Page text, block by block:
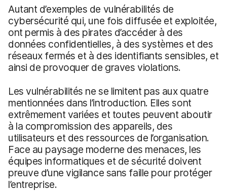
Autant d’exemples de vulnérabilités de
cybersécurité qui, une fois diffusée et exploitée,
ont permis à des pirates d’accéder à des
données confidentielles, à des systèmes et des
réseaux fermés et à des identifiants sensibles, et
ainsi de provoquer de graves violations.
Les vulnérabilités ne se limitent pas aux quatre
mentionnées dans l’introduction. Elles sont
extrêmement variées et toutes peuvent aboutir
à la compromission des appareils, des
utilisateurs et des ressources de l’organisation.
Face au paysage moderne des menaces, les
équipes informatiques et de sécurité doivent
preuve d’une vigilance sans faille pour protéger
l’entreprise.